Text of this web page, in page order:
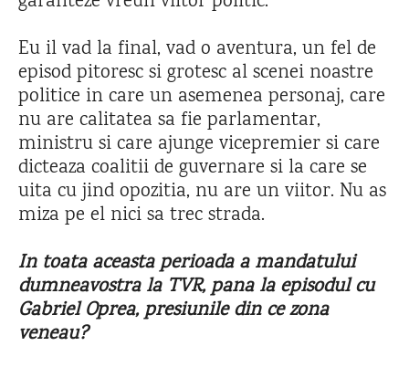
Eu il vad la final, vad o aventura, un fel de
episod pitoresc si grotesc al scenei noastre
politice in care un asemenea personaj, care
nu are calitatea sa fie parlamentar,
ministru si care ajunge vicepremier si care
dicteaza coalitii de guvernare si la care se
uita cu jind opozitia, nu are un viitor. Nu as
miza pe el nici sa trec strada.
In toata aceasta perioada a mandatului
dumneavostra la TVR, pana la episodul cu
Gabriel Oprea, presiunile din ce zona
veneau?